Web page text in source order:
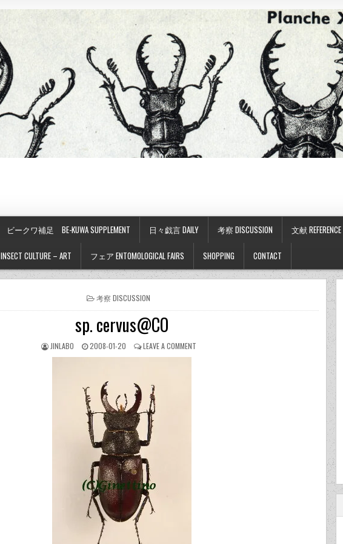
ビークワ補足 BE-KUWA SUPPLEMENT 日々戯言 DAILY 考察 DISCUSSION 文献 REFERENCE
INSECT CULTURE – ART フェア ENTOMOLOGICAL FAIRS SHOPPING CONTACT
POSTED
考察 DISCUSSION
sp. cervus@CO
JINLABO 2008-01-20 LEAVE A COMMENT